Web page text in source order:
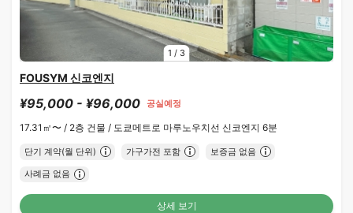
1 / 3
FOUSYM 신코엔지
¥95,000 - ¥96,000 공실예정
17.31㎡〜 / 2층 건물 / 도쿄메트로 마루노우치선 신코엔지 6분
단기 계약(월 단위) 가구가전 포함 보증금 없음
사례금 없음
상세 보기